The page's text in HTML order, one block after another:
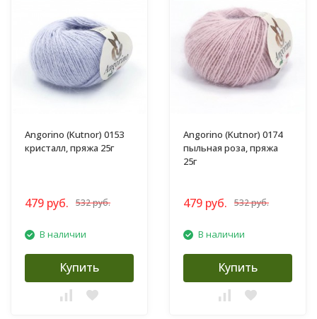
Angorino (Kutnor) 0153
кристалл, пряжа 25г
479 руб. 532 руб.
В наличии
Купить
Angorino (Kutnor) 0174
пыльная роза, пряжа
25г
479 руб. 532 руб.
В наличии
Купить